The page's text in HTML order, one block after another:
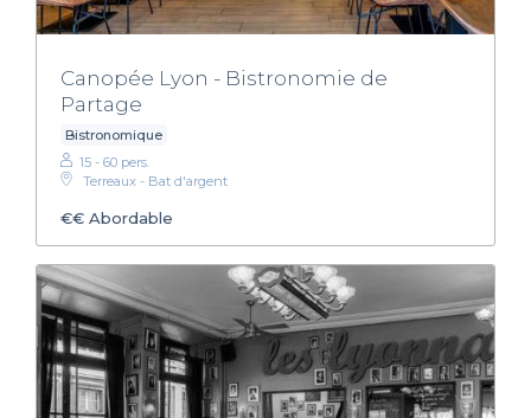
Canopée Lyon - Bistronomie de
Partage
Bistronomique
15 - 60 pers.
Terreaux - Bat d'argent
€€ Abordable